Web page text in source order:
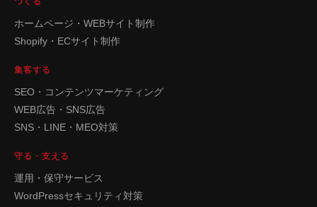
ホームページ・WEBサイト制作
Shopify・ECサイト制作
集客する
SEO・コンテンツマーケティング
WEB広告・SNS広告
SNS・LINE・MEO対策
守る・支える
運用・保守サービス
WordPressセキュリティ対策